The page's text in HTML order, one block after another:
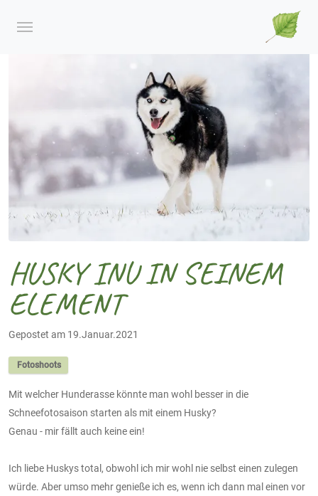
HUSKY INU IN SEINEM
ELEMENT
Gepostet am 19.Januar.2021
Fotoshoots
Mit welcher Hunderasse könnte man wohl besser in die
Schneefotosaison starten als mit einem Husky?
Genau - mir fällt auch keine ein!
Ich liebe Huskys total, obwohl ich mir wohl nie selbst einen zulegen
würde. Aber umso mehr genieße ich es, wenn ich dann mal einen vor